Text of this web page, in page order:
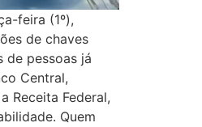
feira (1º),
de chaves
de pessoas já
Central,
Receita Federal,
Quem